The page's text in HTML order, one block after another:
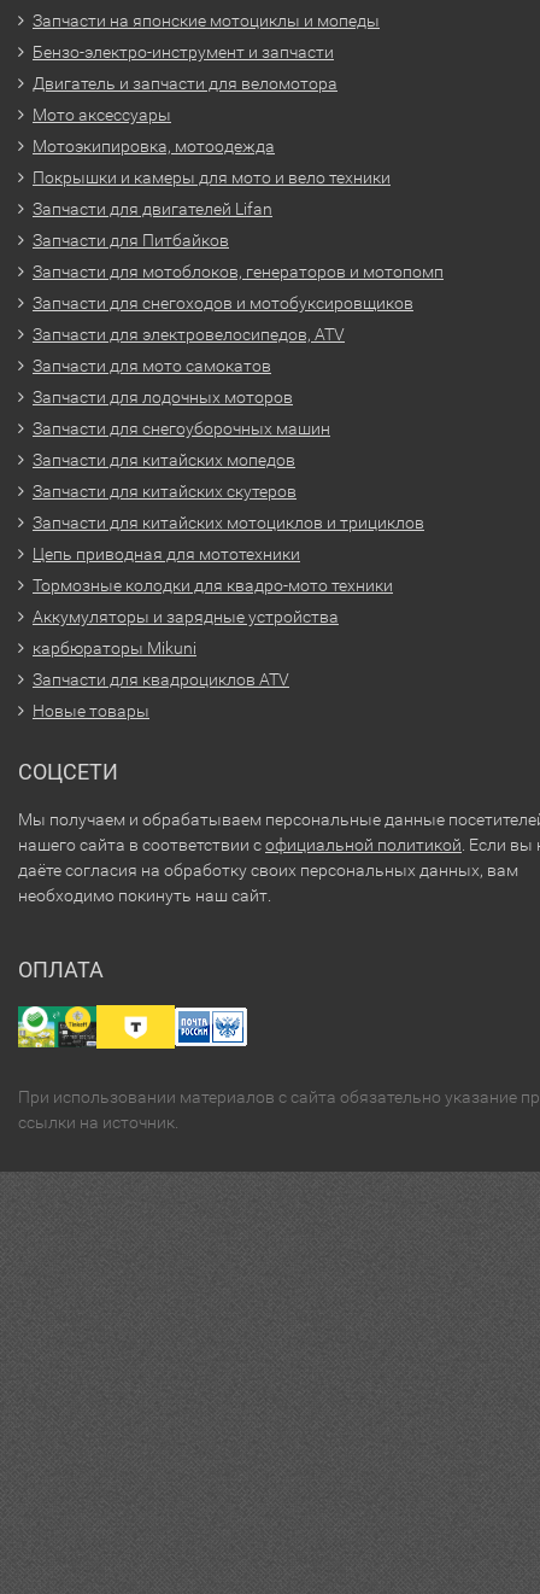
Запчасти на японские мотоциклы и мопеды
Бензо-электро-инструмент и запчасти
Двигатель и запчасти для веломотора
Мото аксессуары
Мотоэкипировка, мотоодежда
Покрышки и камеры для мото и вело техники
Запчасти для двигателей Lifan
Запчасти для Питбайков
Запчасти для мотоблоков, генераторов и мотопомп
Запчасти для снегоходов и мотобуксировщиков
Запчасти для электровелосипедов, ATV
Запчасти для мото самокатов
Запчасти для лодочных моторов
Запчасти для снегоуборочных машин
Запчасти для китайских мопедов
Запчасти для китайских скутеров
Запчасти для китайских мотоциклов и трициклов
Цепь приводная для мототехники
Тормозные колодки для квадро-мото техники
Аккумуляторы и зарядные устройства
карбюраторы Mikuni
Запчасти для квадроциклов ATV
Новые товары
СОЦСЕТИ
Мы получаем и обрабатываем персональные данные
нашего сайта в соответствии софициальной политикой . Если вы
даёте согласия на обработку своих персональных данных, вам
необходимо покинуть наш сайт.
ОПЛАТА
При использовании материалов с сайта обязательно указание
ссылки на источник.